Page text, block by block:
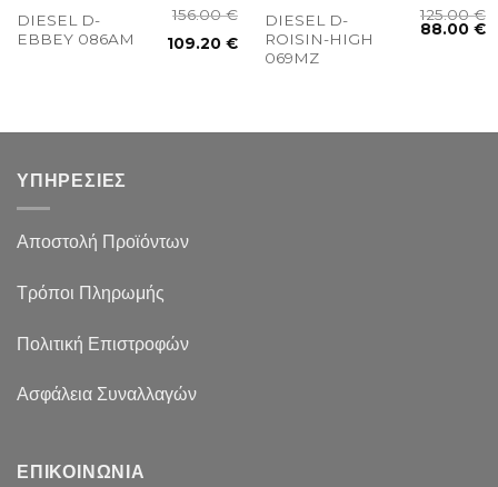
DIESEL D-
EBBEY 086AM
156.00€
109.20€
DIESEL D-
ROISIN-HIGH
069MZ
125.00€
88.00€
ΥΠΗΡΕΣΙΕΣ
Αποστολή Προϊόντων
Τρόποι Πληρωμής
Πολιτική Επιστροφών
Ασφάλεια Συναλλαγών
ΕΠΙΚΟΙΝΩΝΙΑ